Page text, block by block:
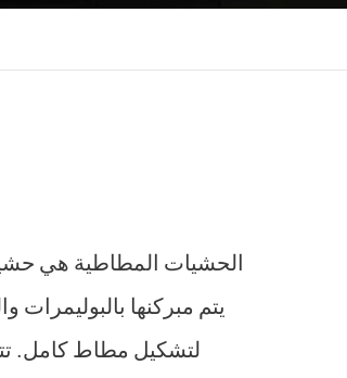
الحشيات المطاطية هي
يتم مبركنها بالبوليمرات
لتشكيل مطاط كامل.